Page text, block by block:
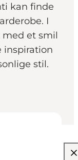
kan finde
I
et smil
stil.